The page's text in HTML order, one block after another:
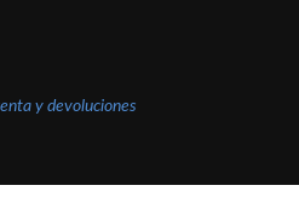
y devoluciones